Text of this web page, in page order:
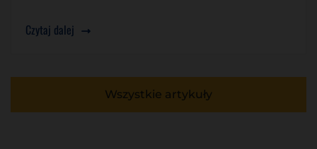
Czytaj dalej
Wszystkie artykuły